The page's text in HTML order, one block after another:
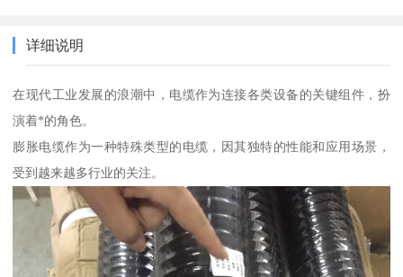
详细说明
在现代工业发展的浪潮中，电缆作为连接各类设备的关键组件，扮
演着*的角色。
膨胀电缆作为一种特殊类型的电缆，因其独特的性能和应用场景，
受到越来越多行业的关注。